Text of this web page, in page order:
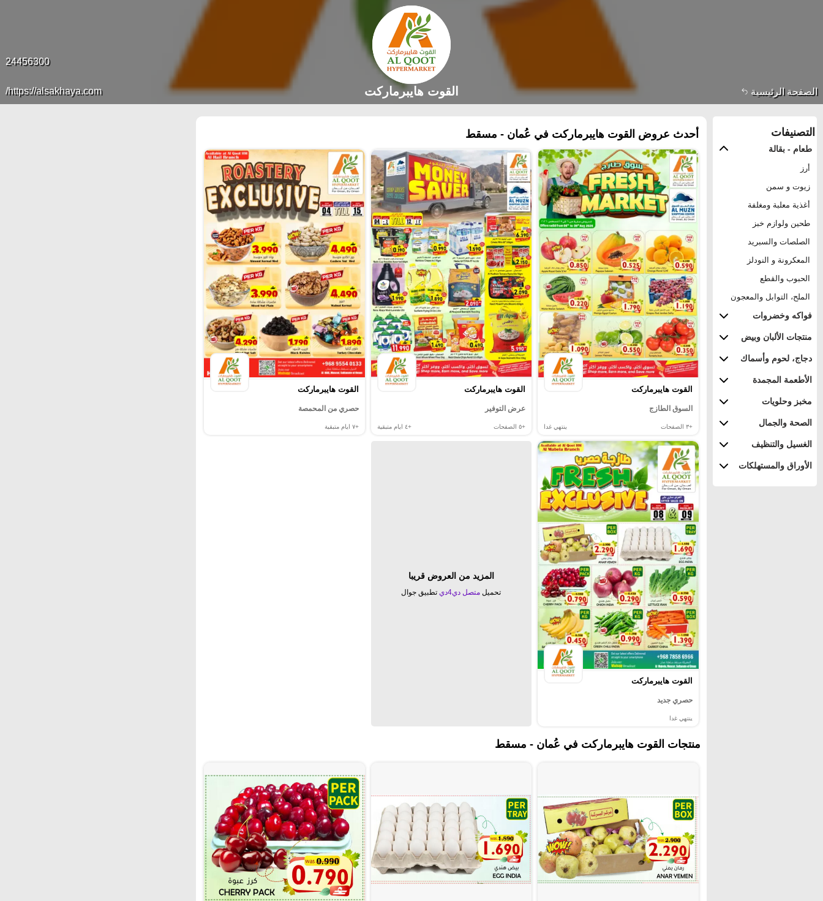
الصفحة الرئيسية
24456300
https://alsakhaya.com/ القوت هايبرماركت
التصنيفات
طعام - بقالة
أرز
زيوت و سمن
أغذية معلبة ومغلفة
طحين ولوازم خبز
الصلصات والسبريد
المعكرونة و النودلز
الحبوب والقطع
الملح، التوابل والمعجون
فواكه وخضروات
منتجات الألبان وبيض
دجاج، لحوم وأسماك
الأطعمة المجمدة
مخبز وحلويات
الصحة والجمال
الغسيل والتنظيف
الأوراق والمستهلكات
أحدث عروض القوت هايبرماركت في عُمان - مسقط‎
القوت هايبرماركت
السوق الطازج
+٣ الصفحات ينتهي غدا
القوت هايبرماركت
عرض التوفير
+٥ الصفحات +٤ ايام متبقية
القوت هايبرماركت
حصري من المحمصة
+٧ ايام متبقية
القوت هايبرماركت
حصري جديد
ينتهي غدا
المزيد من العروض قريبا
تحميلمتصل دي4دي تطبيق جوال
منتجات القوت هايبرماركت في عُمان - مسقط‎